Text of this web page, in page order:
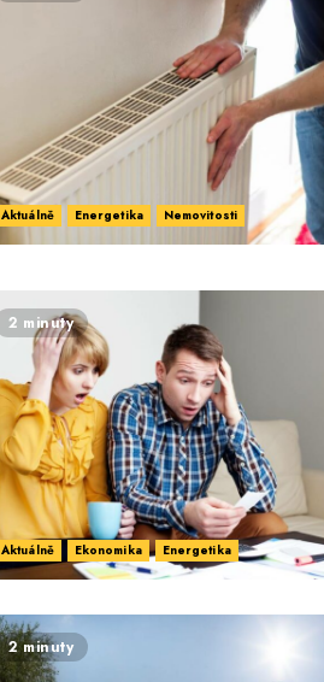
Aktuálně Energetika Nemovitosti
2 minuty
Aktuálně Ekonomika Energetika
2 minuty